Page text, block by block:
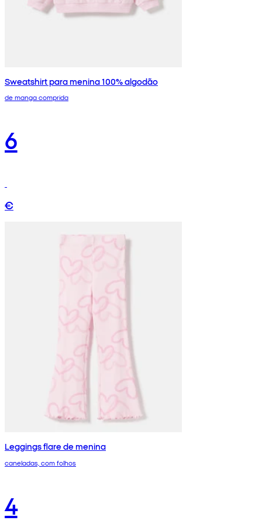
Sweatshirt para menina 100% algodão
de manga comprida
6
€
Leggings flare de menina
caneladas, com folhos
4